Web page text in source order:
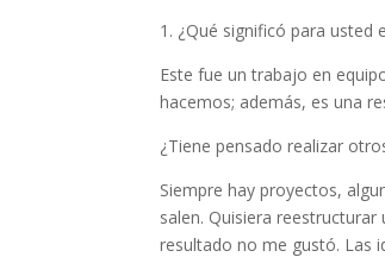
1. ¿Qué significó para
Este fue un trabajo en
hacemos; además, es una
¿Tiene pensado realizar
Siempre hay proyectos,
salen. Quisiera
resultado no me gustó. Las